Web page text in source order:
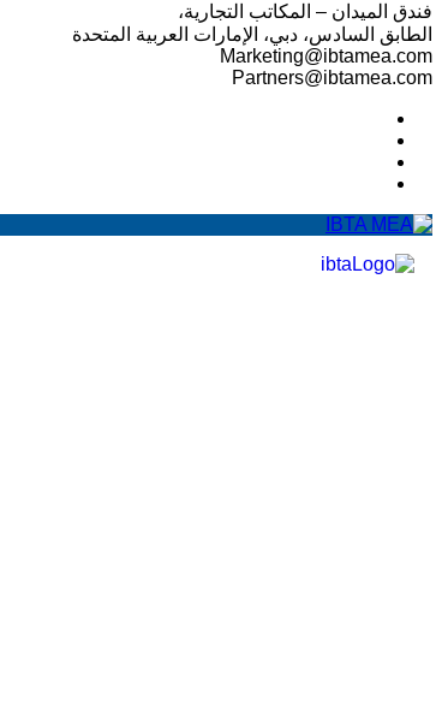
فندق الميدان – المكاتب التجارية،
الطابق السادس، دبي، الإمارات العربية المتحدة
Marketing@ibtamea.com
Partners@ibtamea.com